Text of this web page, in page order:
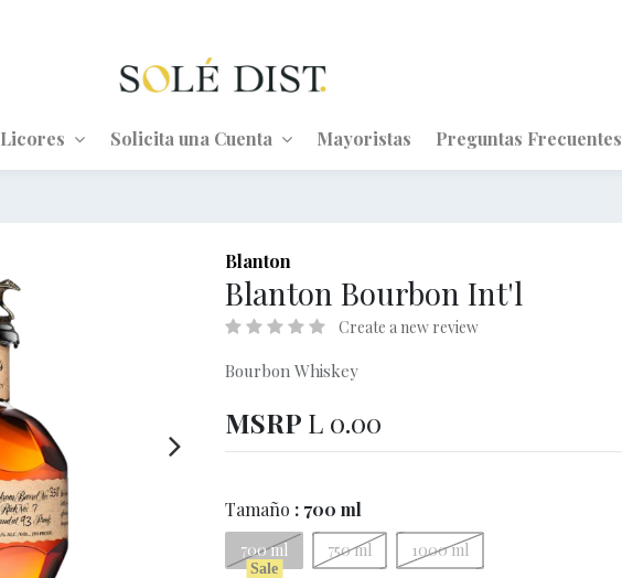
Licores Solicita una Cuenta Mayoristas Preguntas Frecuentes
Blanton
Blanton Bourbon Int'l
Create a new review
Bourbon Whiskey
MSRP L 0.00
Tamaño : 700 ml
700 ml
Sale
750 ml 1000 ml